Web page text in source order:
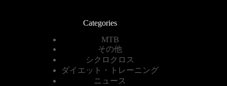
Categories
MTB
その他
シクロクロス
ダイエット・トレーニング
ニュース